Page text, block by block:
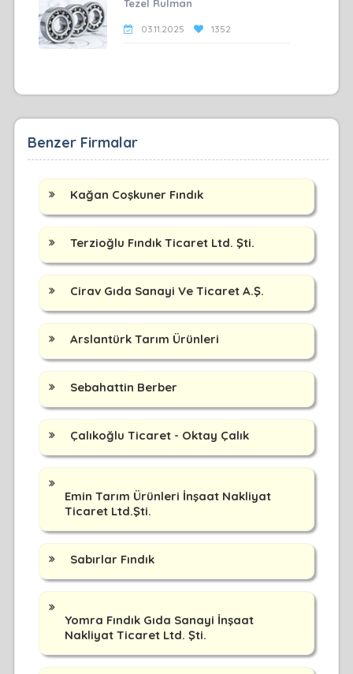
Tezel Rulman
03.11.2025 1352
Benzer Firmalar
Kağan Coşkuner Fındık
Terzioğlu Fındık Ticaret Ltd. Şti.
Cirav Gıda Sanayi Ve Ticaret A.Ş.
Arslantürk Tarım Ürünleri
Sebahattin Berber
Çalıkoğlu Ticaret - Oktay Çalık
Emin Tarım Ürünleri İnşaat Nakliyat
Ticaret Ltd.Şti.
Sabırlar Fındık
Yomra Fındık Gıda Sanayi İnşaat
Nakliyat Ticaret Ltd. Şti.